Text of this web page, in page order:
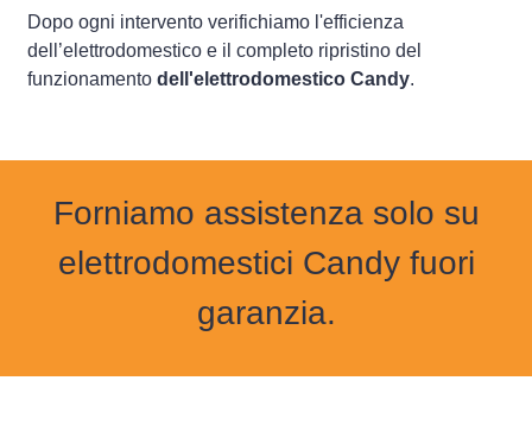
Dopo ogni intervento verifichiamo l'efficienza
dell’elettrodomestico e il completo ripristino del
funzionamento dell'elettrodomestico Candy.
Forniamo assistenza solo su
elettrodomestici Candy fuori
garanzia.